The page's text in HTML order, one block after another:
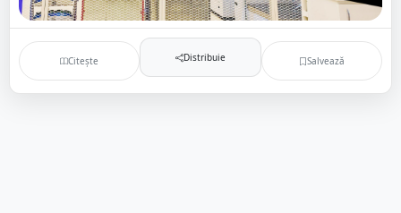
Citește Distribuie Salvează